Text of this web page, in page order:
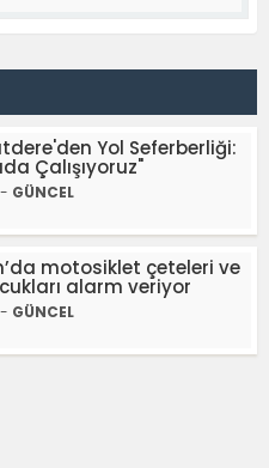
Yol Seferberliği:
Çalışıyoruz"
GÜNCEL
motosiklet çeteleri ve
alarm veriyor
GÜNCEL